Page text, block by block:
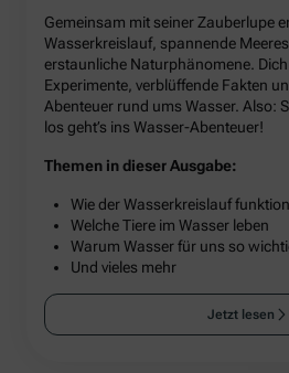
Gemeinsam mit seiner Zauberlupe
Wasserkreislauf, spannende
erstaunliche Naturphänomene.
Experimente, verblüffende Fakten
Abenteuer rund ums Wasser. Also:
los geht’s ins Wasser-Abenteuer!
Themen in dieser Ausgabe:
Wie der Wasserkreislauf
Welche Tiere im Wasser leben
Warum Wasser für uns so
Und vieles mehr
Jetzt lesen